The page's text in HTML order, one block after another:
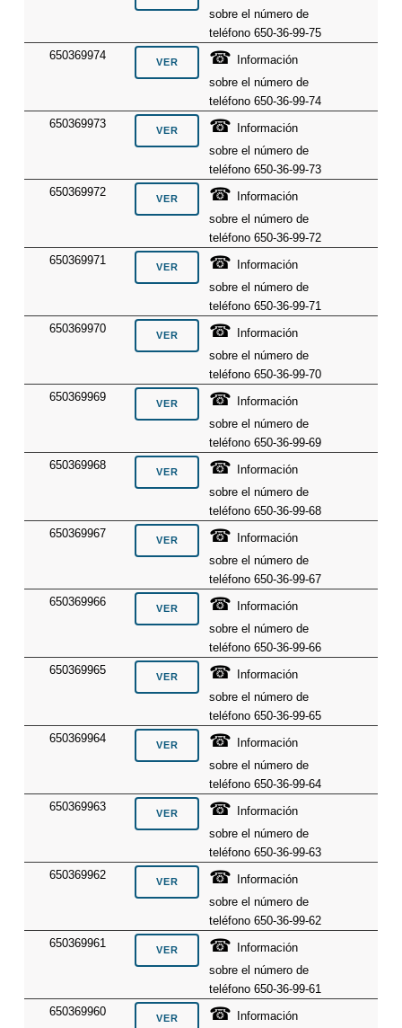
sobre el número de
teléfono 650-36-99-75
650369974
☎ Información
sobre el número de
teléfono 650-36-99-74
650369973
☎ Información
sobre el número de
teléfono 650-36-99-73
650369972
☎ Información
sobre el número de
teléfono 650-36-99-72
650369971
☎ Información
sobre el número de
teléfono 650-36-99-71
650369970
☎ Información
sobre el número de
teléfono 650-36-99-70
650369969
☎ Información
sobre el número de
teléfono 650-36-99-69
650369968
☎ Información
sobre el número de
teléfono 650-36-99-68
650369967
☎ Información
sobre el número de
teléfono 650-36-99-67
650369966
☎ Información
sobre el número de
teléfono 650-36-99-66
650369965
☎ Información
sobre el número de
teléfono 650-36-99-65
650369964
☎ Información
sobre el número de
teléfono 650-36-99-64
650369963
☎ Información
sobre el número de
teléfono 650-36-99-63
650369962
☎ Información
sobre el número de
teléfono 650-36-99-62
650369961
☎ Información
sobre el número de
teléfono 650-36-99-61
650369960
☎ Información